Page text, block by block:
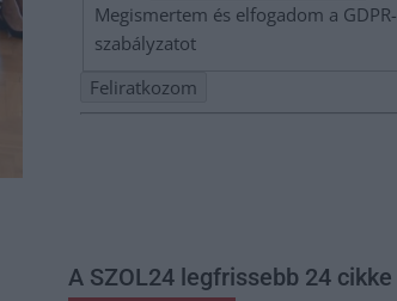
Megismertem és elfogadom a GDPR-
szabályzatot
A SZOL24 legfrissebb 24 cikke